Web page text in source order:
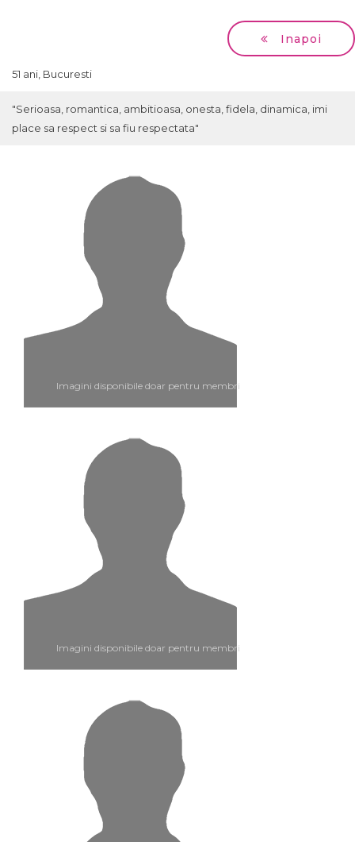
Inapoi
51 ani, Bucuresti
"Serioasa, romantica, ambitioasa, onesta, fidela, dinamica, imi
place sa respect si sa fiu respectata"
Imagini disponibile doar pentru membri
Imagini disponibile doar pentru membri